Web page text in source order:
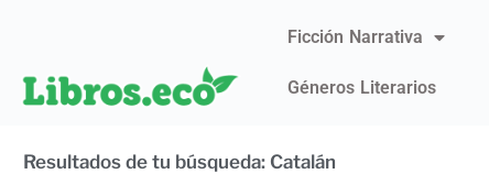
Ficción Narrativa
Géneros Literarios
Resultados de tu búsqueda: Catalán